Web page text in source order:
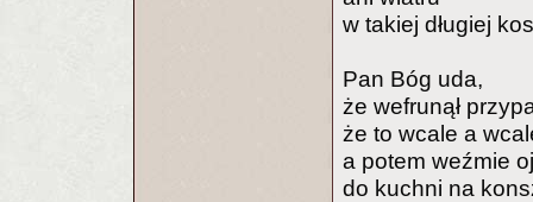
w takiej długiej
Pan Bóg uda,
że wefrunął
że to wcale a
a potem weźmie
do kuchni na